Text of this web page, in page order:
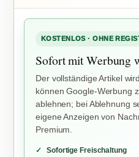
KOSTENLOS · OHNE
Sofort mit Werbung
Der vollständige Artikel
können Google-Werbung
ablehnen; bei Ablehnung
eigene Anzeigen von
Premium.
Sofortige Freischaltung